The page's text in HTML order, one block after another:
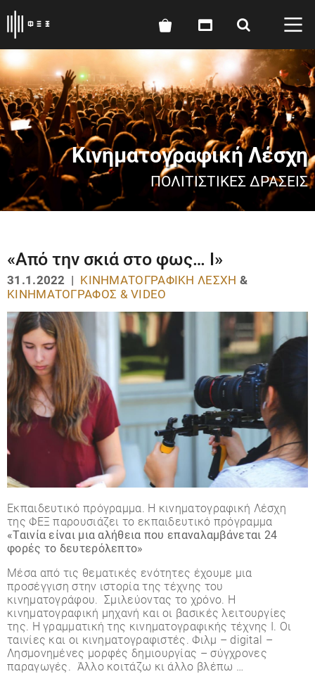
Κινηματογραφική Λέσχη
ΠΟΛΙΤΙΣΤΙΚΈΣ ΔΡΆΣΕΙΣ
«Από την σκιά στο φως… Ι»
31.1.2022 | ΚΙΝΗΜΑΤΟΓΡΑΦΙΚΉ ΛΈΣΧΗ &
ΚΙΝΗΜΑΤΟΓΡΆΦΟΣ & VIDEO
Eκπαιδευτικό πρόγραμμα. Η κινηματογραφική Λέσχη
της ΦΕΞ παρουσιάζει το εκπαιδευτικό πρόγραμμα
«Ταινία είναι μια αλήθεια που επαναλαμβάνεται 24
φορές το δευτερόλεπτο»
Μέσα από τις θεματικές ενότητες έχουμε μια
προσέγγιση στην ιστορία της τέχνης του
κινηματογράφου. Σμιλεύοντας το χρόνο. Η
κινηματογραφική μηχανή και οι βασικές λειτουργίες
της. Η γραμματική της κινηματογραφικής τέχνης Ι. Οι
ταινίες και οι κινηματογραφιστές. Φιλμ – digital –
Λησμονημένες μορφές δημιουργίας – σύγχρονες
παραγωγές. Άλλο κοιτάζω κι άλλο βλέπω …